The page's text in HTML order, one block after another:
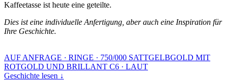
Kaffeetasse ist heute eine geteilte.
Dies ist eine individuelle Anfertigung, aber auch eine Inspiration für
Ihre Geschichte.
AUF ANFRAGE · RINGE · 750/000 SATTGELBGOLD MIT
ROTGOLD UND BRILLANT C6 · LAUT
Geschichte lesen ↓